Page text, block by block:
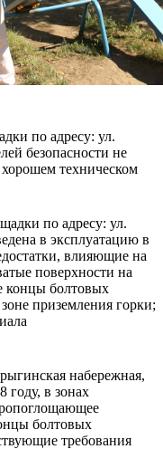
по адресу: ул.
безопасности не
техническом
по адресу: ул.
в эксплуатацию в
влияющие на
поверхности на
концы болтовых
приземления горки;
набережная,
году, в зонах
болтовых
требования